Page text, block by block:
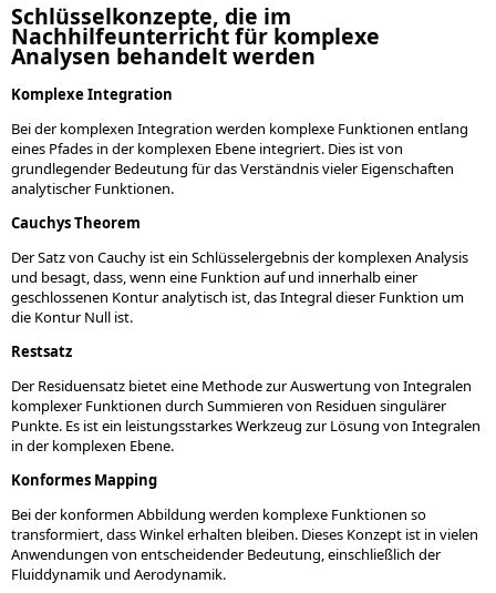
Schlüsselkonzepte, die im
Nachhilfeunterricht für komplexe
Analysen behandelt werden
Komplexe Integration
Bei der komplexen Integration werden komplexe Funktionen entlang
eines Pfades in der komplexen Ebene integriert. Dies ist von
grundlegender Bedeutung für das Verständnis vieler Eigenschaften
analytischer Funktionen.
Cauchys Theorem
Der Satz von Cauchy ist ein Schlüsselergebnis der komplexen Analysis
und besagt, dass, wenn eine Funktion auf und innerhalb einer
geschlossenen Kontur analytisch ist, das Integral dieser Funktion um
die Kontur Null ist.
Restsatz
Der Residuensatz bietet eine Methode zur Auswertung von Integralen
komplexer Funktionen durch Summieren von Residuen singulärer
Punkte. Es ist ein leistungsstarkes Werkzeug zur Lösung von Integralen
in der komplexen Ebene.
Konformes Mapping
Bei der konformen Abbildung werden komplexe Funktionen so
transformiert, dass Winkel erhalten bleiben. Dieses Konzept ist in vielen
Anwendungen von entscheidender Bedeutung, einschließlich der
Fluiddynamik und Aerodynamik.